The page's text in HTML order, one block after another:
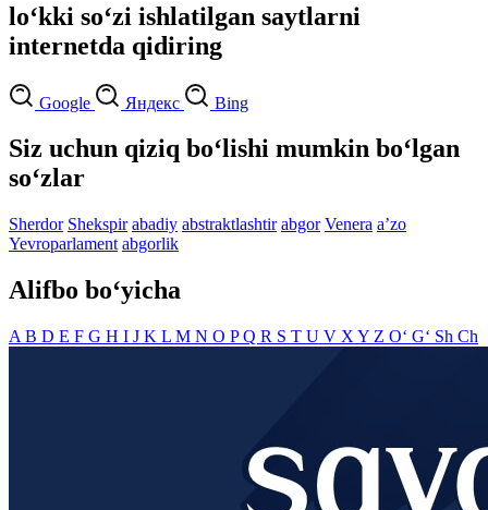
lo‘kki so‘zi ishlatilgan saytlarni
internetda qidiring
Google Яндекс Bing
Siz uchun qiziq bo‘lishi mumkin bo‘lgan
so‘zlar
Sherdor Shekspir abadiy abstraktlashtir abgor Venera aʼzo
Yevroparlament abgorlik
Alifbo bo‘yicha
A B D E F G H I J K L M N O PQ R S T U V X Y Z O‘ G‘ Sh Ch